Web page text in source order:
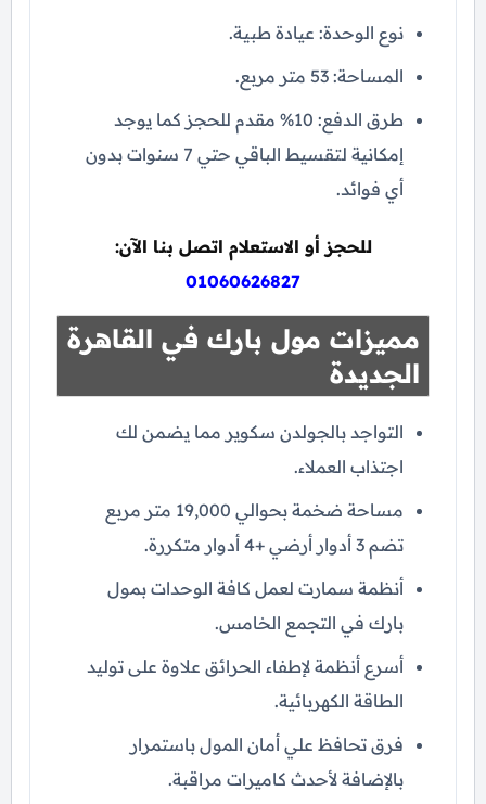
نوع الوحدة: عيادة طبية.
المساحة: 53 متر مربع.
طرق الدفع: 10% مقدم للحجز كما يوجد
إمكانية لتقسيط الباقي حتي 7 سنوات بدون
أي فوائد.
للحجز أو الاستعلام اتصل بنا الآن:
01060626827
مميزات مول بارك في القاهرة
الجديدة
التواجد بالجولدن سكوير مما يضمن لك
اجتذاب العملاء.
مساحة ضخمة بحوالي 19,000 متر مربع
تضم 3 أدوار أرضي +4 أدوار متكررة.
أنظمة سمارت لعمل كافة الوحدات بمول
بارك في التجمع الخامس.
أسرع أنظمة لإطفاء الحرائق علاوة على توليد
الطاقة الكهربائية.
فرق تحافظ علي أمان المول باستمرار
بالإضافة لأحدث كاميرات مراقبة.